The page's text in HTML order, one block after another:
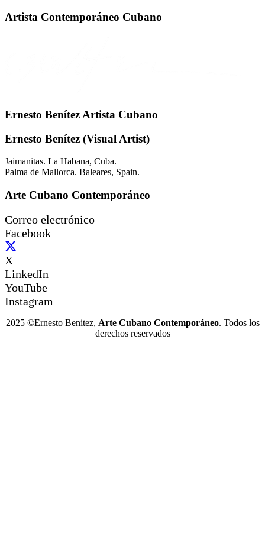
Artista Contemporáneo Cubano
Ernesto Benítez Artista Cubano
Ernesto Benítez (Visual Artist)
Jaimanitas. La Habana, Cuba.
Palma de Mallorca. Baleares, Spain.
Arte Cubano Contemporáneo
Correo electrónico
Facebook
X
LinkedIn
YouTube
Instagram
2025 ©Ernesto Benitez, Arte Cubano Contemporáneo. Todos los
derechos reservados